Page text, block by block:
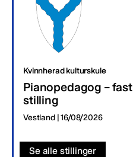
Kvinnherad kulturskule
Pianopedagog – fast
stilling
Vestland | 16/08/2026
Se alle stillinger